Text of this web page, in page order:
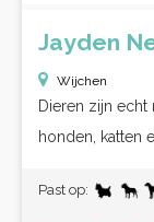
Jayden
Wijchen
Dieren zijn
honden, katten
Past op: